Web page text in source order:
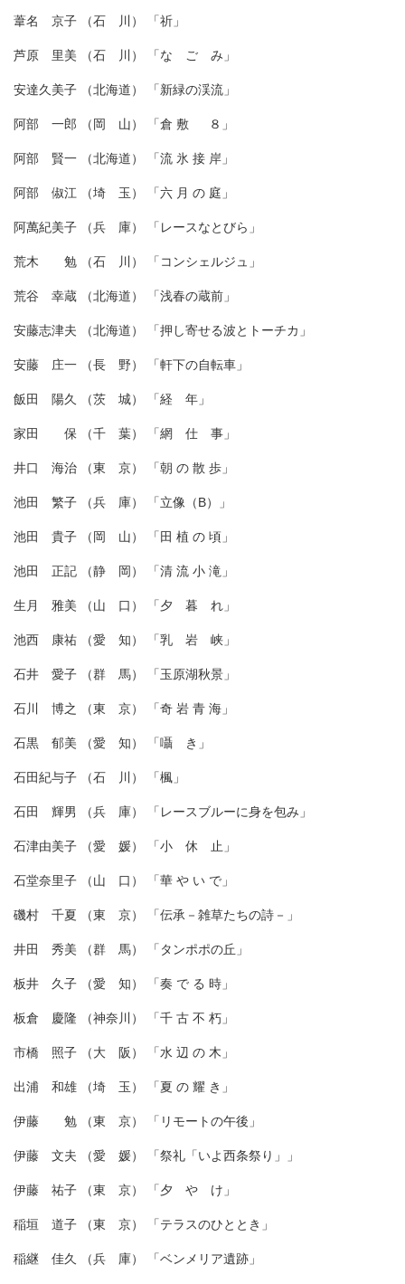
葦名 京子 （石 川） 「祈」
芦原 里美 （石 川） 「な ご み」
安達久美子 （北海道） 「新緑の渓流」
阿部 一郎 （岡 山） 「倉 敷 ８」
阿部 賢一 （北海道） 「流 氷 接 岸」
阿部 俶江 （埼 玉） 「六 月 の 庭」
阿萬紀美子 （兵 庫） 「レースなとびら」
荒木 勉 （石 川） 「コンシェルジュ」
荒谷 幸蔵 （北海道） 「浅春の蔵前」
安藤志津夫 （北海道） 「押し寄せる波とトーチカ」
安藤 庄一 （長 野） 「軒下の自転車」
飯田 陽久 （茨 城） 「経 年」
家田 保 （千 葉） 「網 仕 事」
井口 海治 （東 京） 「朝 の 散 歩」
池田 繁子 （兵 庫） 「立像（B）」
池田 貴子 （岡 山） 「田 植 の 頃」
池田 正記 （静 岡） 「清 流 小 滝」
生月 雅美 （山 口） 「夕 暮 れ」
池西 康祐 （愛 知） 「乳 岩 峡」
石井 愛子 （群 馬） 「玉原湖秋景」
石川 博之 （東 京） 「奇 岩 青 海」
石黒 郁美 （愛 知） 「囁 き」
石田紀与子 （石 川） 「楓」
石田 輝男 （兵 庫） 「レースブルーに身を包み」
石津由美子 （愛 媛） 「小 休 止」
石堂奈里子 （山 口） 「華 や い で」
磯村 千夏 （東 京） 「伝承－雑草たちの詩－」
井田 秀美 （群 馬） 「タンポポの丘」
板井 久子 （愛 知） 「奏 で る 時」
板倉 慶隆 （神奈川） 「千 古 不 朽」
市橋 照子 （大 阪） 「水 辺 の 木」
出浦 和雄 （埼 玉） 「夏 の 耀 き」
伊藤 勉 （東 京） 「リモートの午後」
伊藤 文夫 （愛 媛） 「祭礼「いよ西条祭り」」
伊藤 祐子 （東 京） 「夕 や け」
稲垣 道子 （東 京） 「テラスのひととき」
稲継 佳久 （兵 庫） 「ベンメリア遺跡」